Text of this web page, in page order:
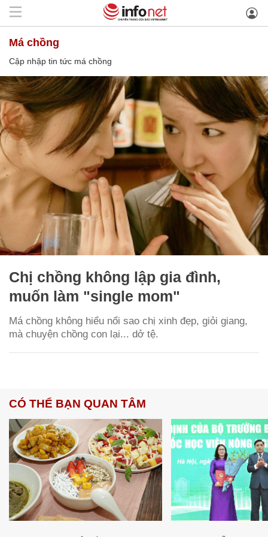
má chồng
Cập nhập tin tức má chồng
Chị chồng không lập gia đình,
muốn làm "single mom"
Má chồng không hiểu nổi sao chị xinh đẹp, giỏi giang,
mà chuyện chồng con lại... dở tệ.
CÓ THỂ BẠN QUAN TÂM